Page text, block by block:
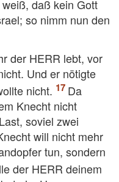
daß kein Gott
so nimm nun den
der HERR lebt, vor
Und er nötigte
nicht.
Da
Knecht nicht
soviel zwei
will nicht mehr
tun, sondern
der HERR deinem